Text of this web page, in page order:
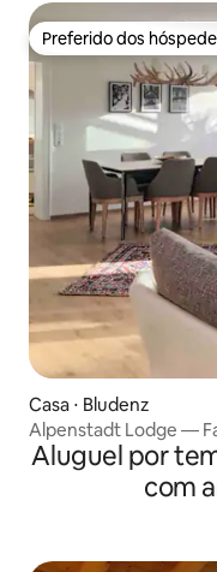
Preferido dos
Preferido dos
Casa ⋅ Bludenz
Alpenstadt Lodge —
Aluguel por
com